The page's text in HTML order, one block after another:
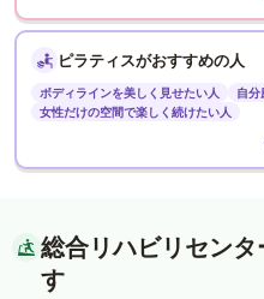
ピラティスがおすすめの人
ボディラインを美しく見せたい人
自分
女性だけの空間で楽しく続けたい人
総合リハビリセン
す